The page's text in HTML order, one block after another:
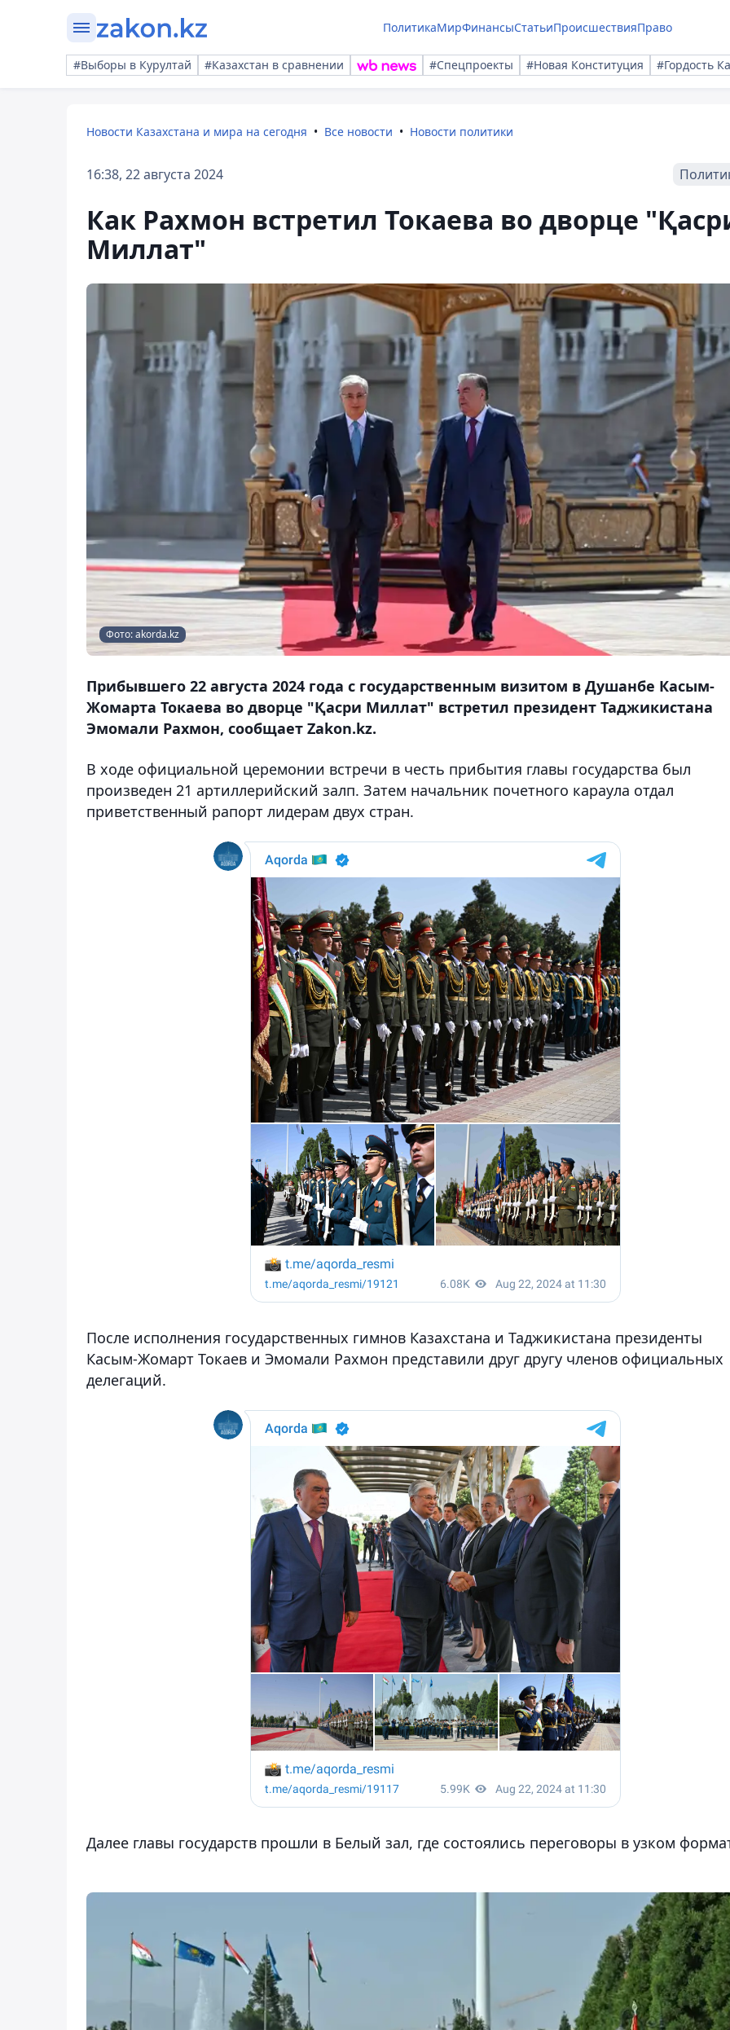
ПолитикаМирФинансыСтатьиПроисшествияПраво
#Выборы в Курултай #Казахстан в сравнении #Спецпроекты #Новая Конституция #Гордость
Новости Казахстана и мира на сегодня Все новости Новости политики
16:38, 22 августа 2024
Как Рахмон встретил Токаева во дворце
Миллат"
Фото: akorda.kz
Прибывшего 22 августа 2024 года с государственным визитом в Душанбе Касым-
Жомарта Токаева во дворце "Қасри Миллат" встретил президент Таджикистана
Эмомали Рахмон, сообщает Zakon.kz.
В ходе официальной церемонии встречи в честь прибытия главы государства был
произведен 21 артиллерийский залп. Затем начальник почетного караула отдал
приветственный рапорт лидерам двух стран.
После исполнения государственных гимнов Казахстана и Таджикистана президенты
Касым-Жомарт Токаев и Эмомали Рахмон представили друг другу членов официальных
делегаций.
Далее главы государств прошли в Белый зал, где состоялись переговоры в узком